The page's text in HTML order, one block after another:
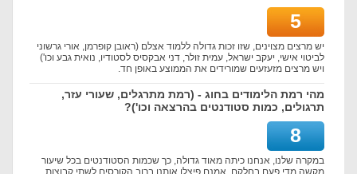
5
יש מרצים מצוינים, שזו זכות גדולה ללמוד אצלם (ראובן קופרמן, אורי גרשוני
לביטוי אישי, יעקב ישראל, עמית זולר, דני אבקסיס לסטודיו, נואית גבע וכו')
ויש מרצים מזעזעים שמורידים את הממוצע באופן חד.
מהי רמת הלימודים בחוג - (רמת מתרגלים, שעורי עזר,
תרגולים, כמות סטודנטים בהרצאה וכו')?
8
במקרה שלנו, אנחנו כיתה מאוד גדולה, כך שכמות הסטודנטים בכל שיעור
מקשה מדי פעם בחלקם. אמנם פיצלו אותנו ברוב הקורסים לשתי קבוצות,